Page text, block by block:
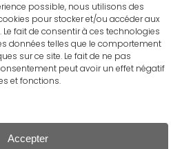
possible, nous utilisons des
pour stocker et/ou accéder aux
fait de consentir à ces technologies
données telles que le comportement
sur ce site. Le fait de ne pas
peut avoir un effet négatif
et fonctions.
Accepter